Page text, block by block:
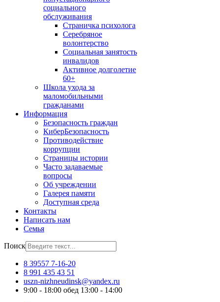
социального
обслуживания
Страничка психолога
Серебряное
волонтерство
Социальная занятость
инвалидов
Активное долголетие
60+
Школа ухода за
маломобильными
гражданами
Информация
Безопасность граждан
КиберБезопасность
Противодействие
коррупции
Страницы истории
Часто задаваемые
вопросы
Об учреждении
Галерея памяти
Доступная среда
Контакты
Написать нам
Семья
Поиск
8 39557 7-16-20
8 991 435 43 51
uszn-nizhneudinsk@yandex.ru
9:00 - 18:00 обед 13:00 - 14:00